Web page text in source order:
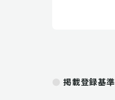
掲載登録基準